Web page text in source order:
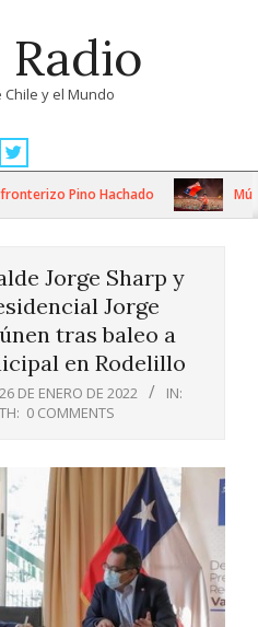
y el Mundo
Pino Hachado
Jorge Sharp y
Jorge
tras baleo a
en Rodelillo
26 DE ENERO DE 2022
IN:
0 COMMENTS